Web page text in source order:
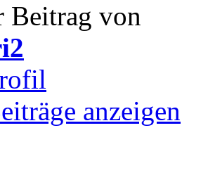
Beitrag von
anzeigen